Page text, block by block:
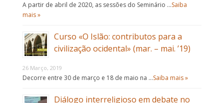
A partir de abril de 2020, as sessões do Seminário …Saiba
mais »
Curso «O Islão: contributos para a
civilização ocidental» (mar. – mai. ’19)
26 Março, 2019
Decorre entre 30 de março e 18 de maio na …Saiba mais »
Diálogo interreligioso em debate no